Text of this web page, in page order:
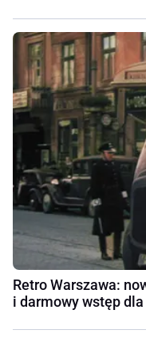
Retro Warszawa:
i darmowy wstęp